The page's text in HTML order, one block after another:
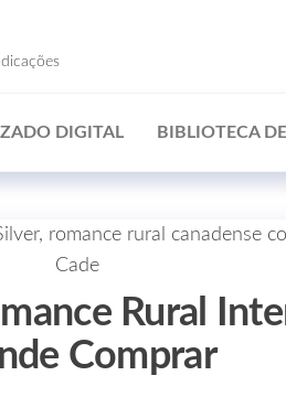
DIGITAL BIBLIOTECA
Rural
Comprar